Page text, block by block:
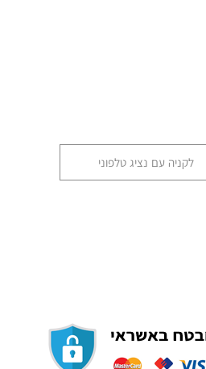
לקניה עם נציג טלפוני